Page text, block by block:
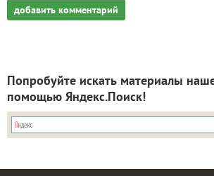
добавить комментарий
Попробуйте искать материалы
помощью Яндекс.Поиск!